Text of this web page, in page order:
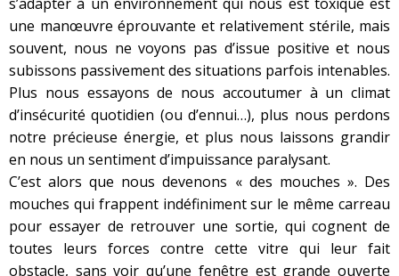
une manœuvre éprouvante et relativement stérile, mais
souvent, nous ne voyons pas d’issue positive et nous
subissons passivement des situations parfois intenables.
Plus nous essayons de nous accoutumer à un climat
d’insécurité quotidien (ou d’ennui…), plus nous perdons
notre précieuse énergie, et plus nous laissons grandir
en nous un sentiment d’impuissance paralysant.
C’est alors que nous devenons « des mouches ». Des
mouches qui frappent indéfiniment sur le même carreau
pour essayer de retrouver une sortie, qui cognent de
toutes leurs forces contre cette vitre qui leur fait
obstacle, sans voir qu’une fenêtre est grande ouverte